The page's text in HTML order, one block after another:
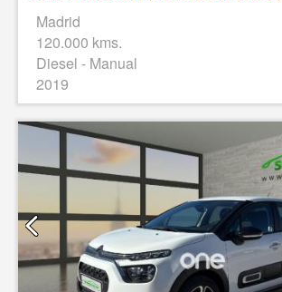
Madrid
120.000 kms.
Diesel - Manual
2019